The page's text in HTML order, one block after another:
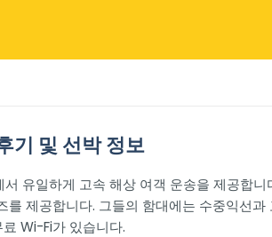
기 및 선박 정보
유일하게 고속 해상 여객 운송을 제공합니
제공합니다. 그들의 함대에는 수중익선과
Wi-Fi가 있습니다.